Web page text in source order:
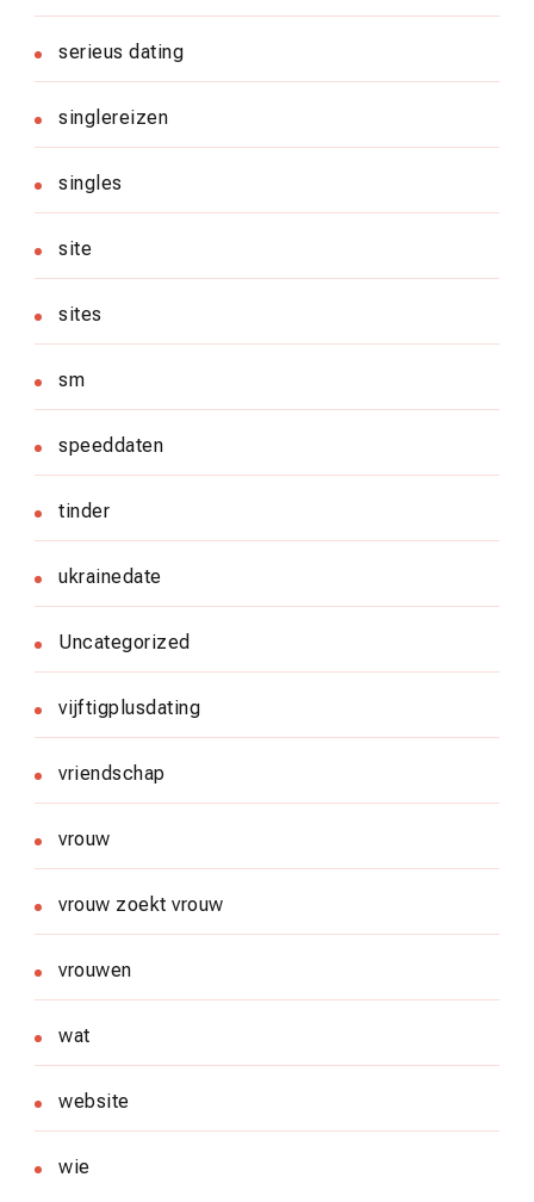
serieus dating
singlereizen
singles
site
sites
sm
speeddaten
tinder
ukrainedate
Uncategorized
vijftigplusdating
vriendschap
vrouw
vrouw zoekt vrouw
vrouwen
wat
website
wie